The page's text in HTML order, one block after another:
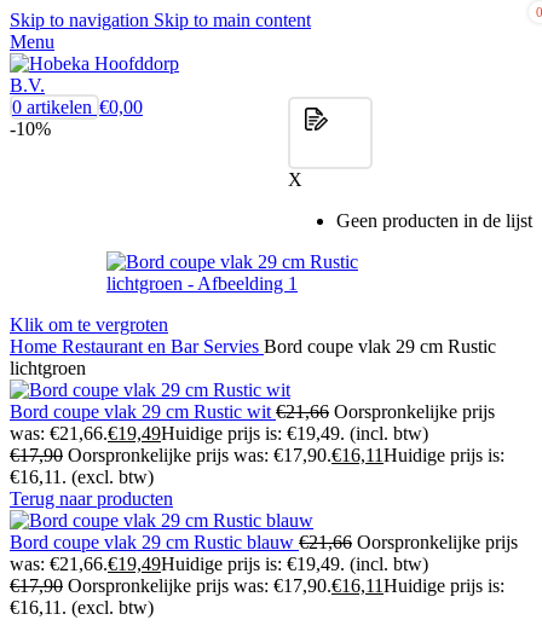
Skip to navigation Skip to main content
Menu
0
X
Geen producten in de lijst
0 artikelen €0,00
-10%
Klik om te vergroten
Home Restaurant en Bar Servies Bord coupe vlak 29 cm Rustic
lichtgroen
Bord coupe vlak 29 cm Rustic wit €21,66 Oorspronkelijke prijs
was: €21,66.€19,49Huidige prijs is: €19,49. (incl. btw)
€17,90 Oorspronkelijke prijs was: €17,90.€16,11Huidige prijs is:
€16,11. (excl. btw)
Terug naar producten
Bord coupe vlak 29 cm Rustic blauw €21,66 Oorspronkelijke prijs
was: €21,66.€19,49Huidige prijs is: €19,49. (incl. btw)
€17,90 Oorspronkelijke prijs was: €17,90.€16,11Huidige prijs is:
€16,11. (excl. btw)